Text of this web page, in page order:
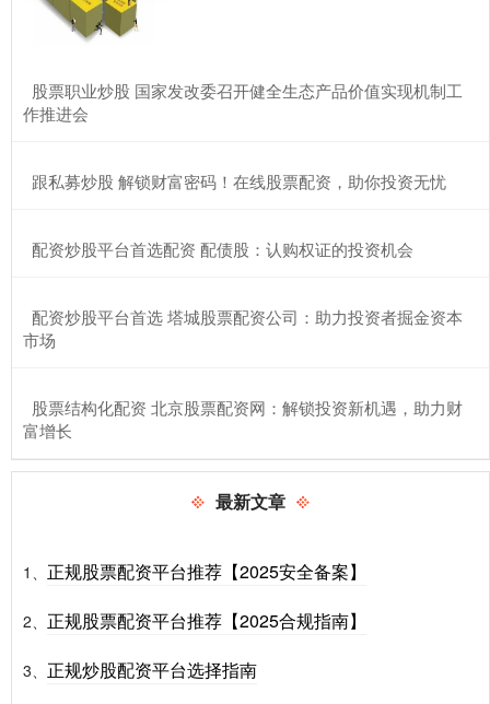
​股票职业炒股 国家发改委召开健全生态产品价值实现机制工
作推进会
​跟私募炒股 解锁财富密码！在线股票配资，助你投资无忧
​配资炒股平台首选配资 配债股：认购权证的投资机会
​配资炒股平台首选 塔城股票配资公司：助力投资者掘金资本
市场
​股票结构化配资 北京股票配资网：解锁投资新机遇，助力财
富增长
最新文章
1、 正规股票配资平台推荐【2025安全备案】
2、 正规股票配资平台推荐【2025合规指南】
3、 正规炒股配资平台选择指南